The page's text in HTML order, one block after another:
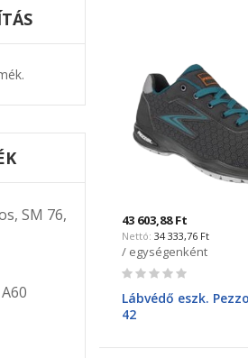
43 603,88 Ft
34 333,76 Ft
/ egységenként
Rating:
Lábvédő eszk.
42
SM 76,